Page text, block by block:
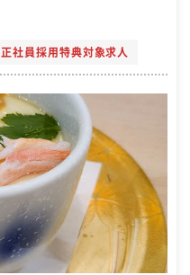
正社員採用特典対象求人